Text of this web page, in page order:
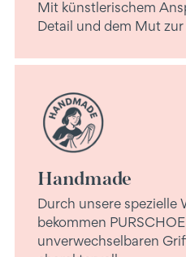
Mit künstlerischem
Detail und dem Mut
Handmade
Durch unsere spezielle
bekommen
unverwechselbaren